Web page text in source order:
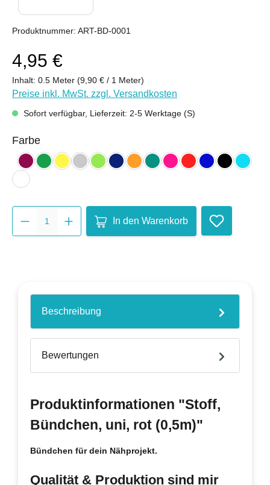
Produktnummer: ART-BD-0001
4,95 €
Inhalt: 0.5 Meter (9,90 € / 1 Meter)
Preise inkl. MwSt. zzgl. Versandkosten
Sofort verfügbar, Lieferzeit: 2-5 Werktage (S)
Farbeauswählen
bordeaux
froschgrün
gelbhellgrau
kiwinachtblau
orange (hell)
petrolpinkrot royalblau
schwarztürkis
weiß
Produkt Anzahl: Gib den
In den Warenkorb
Beschreibung
Bewertungen
Produktinformationen "Stoff,
Bündchen, uni, rot (0,5m)"
Bündchen für dein Nähprojekt.
Qualität & Produktion sind mir